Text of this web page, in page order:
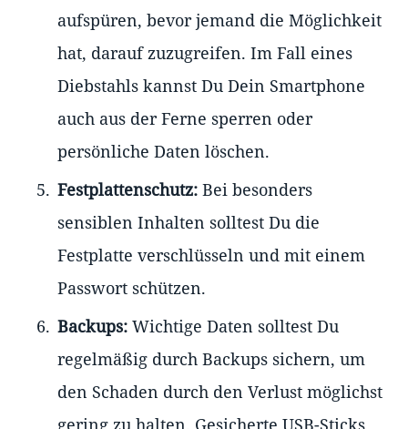
aufspüren, bevor jemand die Möglichkeit
hat, darauf zuzugreifen. Im Fall eines
Diebstahls kannst Du Dein Smartphone
auch aus der Ferne sperren oder
persönliche Daten löschen.
Festplattenschutz: Bei besonders
sensiblen Inhalten solltest Du die
Festplatte verschlüsseln und mit einem
Passwort schützen.
Backups: Wichtige Daten solltest Du
regelmäßig durch Backups sichern, um
den Schaden durch den Verlust möglichst